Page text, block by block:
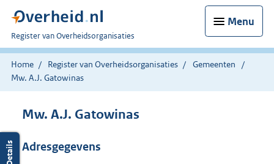
Menu
U
bent
nu
hier:
Register van Overheidsorganisaties
Home Register van Overheidsorganisaties
Gemeenten
Mw. A.J. Gatowinas
Mw. A.J. Gatowinas
Adresgegevens